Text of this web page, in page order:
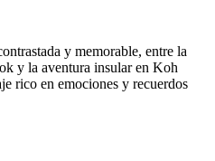
y memorable, entre la
y la aventura insular en Koh
rico en emociones y recuerdos